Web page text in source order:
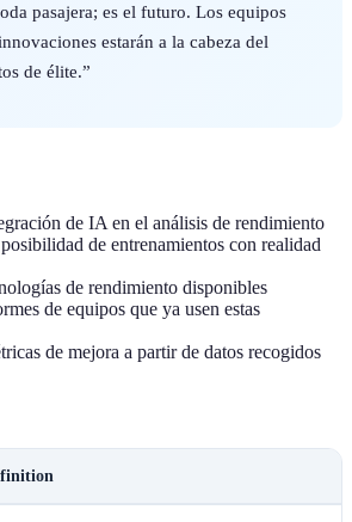
pasajera; es el futuro. Los equipos
estarán a la cabeza del
de élite.”
de IA en el análisis de rendimiento
de entrenamientos con realidad
de rendimiento disponibles
de equipos que ya usen estas
de mejora a partir de datos recogidos